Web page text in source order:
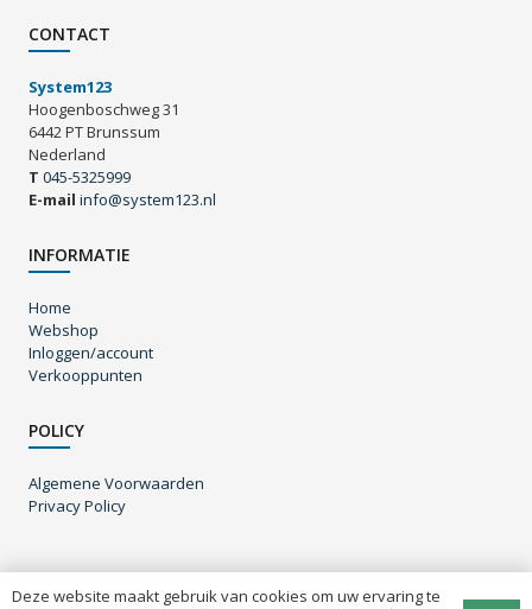
CONTACT
System123
Hoogenboschweg 31
6442 PT Brunssum
Nederland
T 045-5325999
E-mail info@system123.nl
INFORMATIE
Home
Webshop
Inloggen/account
Verkooppunten
POLICY
Algemene Voorwaarden
Privacy Policy
Deze website maakt gebruik van cookies om uw ervaring te